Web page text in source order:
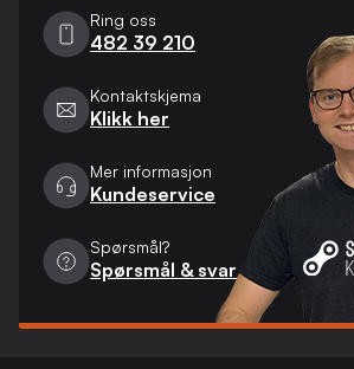
Ring oss
482 39 210
Kontaktskjema
Klikk her
Mer informasjon
Kundeservice
Spørsmål?
Spørsmål & svar